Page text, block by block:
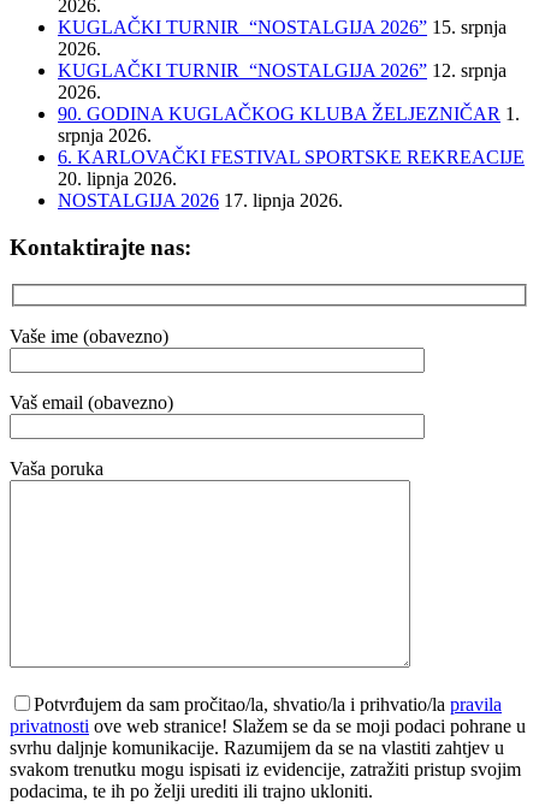
2026.
KUGLAČKI TURNIR “NOSTALGIJA 2026” 15. srpnja
2026.
KUGLAČKI TURNIR “NOSTALGIJA 2026” 12. srpnja
2026.
90. GODINA KUGLAČKOG KLUBA ŽELJEZNIČAR 1.
srpnja 2026.
6. KARLOVAČKI FESTIVAL SPORTSKE REKREACIJE
20. lipnja 2026.
NOSTALGIJA 2026 17. lipnja 2026.
Kontaktirajte nas:
Vaše ime (obavezno)
Vaš email (obavezno)
Vaša poruka
Potvrđujem da sam pročitao/la, shvatio/la i prihvatio/la pravila
privatnosti ove web stranice! Slažem se da se moji podaci pohrane u
svrhu daljnje komunikacije. Razumijem da se na vlastiti zahtjev u
svakom trenutku mogu ispisati iz evidencije, zatražiti pristup svojim
podacima, te ih po želji urediti ili trajno ukloniti.